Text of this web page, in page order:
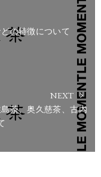
の特徴について
NEXT
茶、奥久慈茶、古内